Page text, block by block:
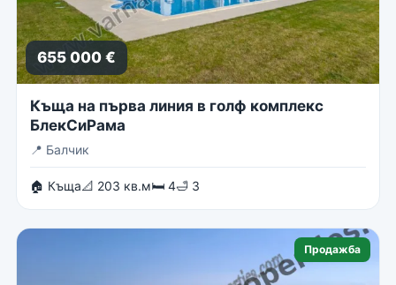
655 000 €
Къща на първа линия в голф комплекс
БлекСиРама
📍 Балчик
🏠 Къща📐 203 кв.м🛏 4🛁 3
Продажба